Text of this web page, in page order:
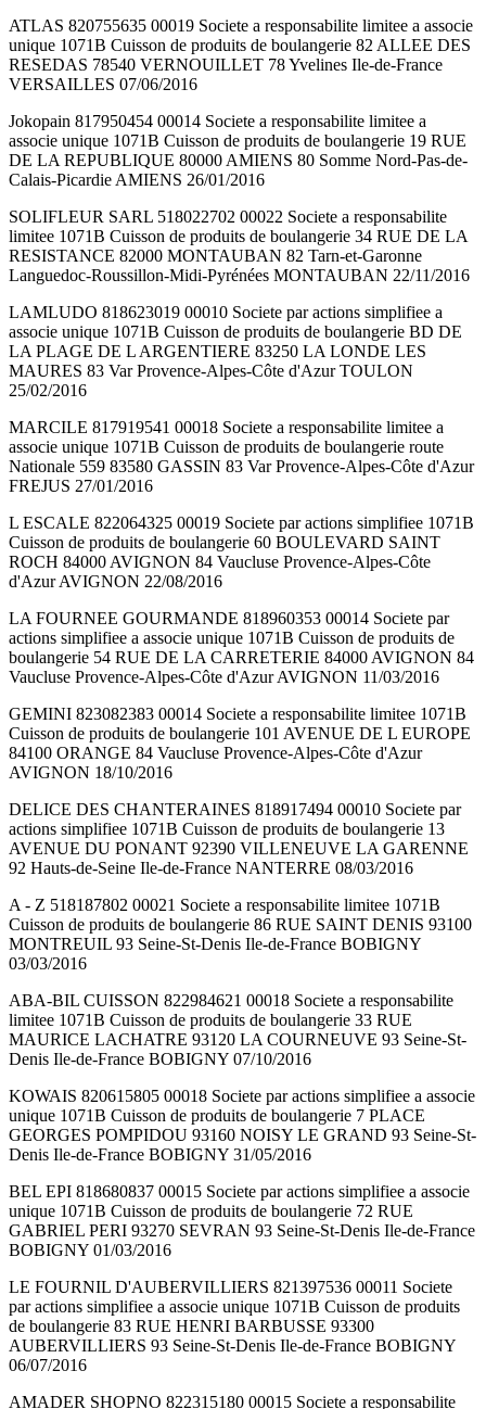
ATLAS 820755635 00019 Societe a responsabilite limitee a associe
unique 1071B Cuisson de produits de boulangerie 82 ALLEE DES
RESEDAS 78540 VERNOUILLET 78 Yvelines Ile-de-France
VERSAILLES 07/06/2016
Jokopain 817950454 00014 Societe a responsabilite limitee a
associe unique 1071B Cuisson de produits de boulangerie 19 RUE
DE LA REPUBLIQUE 80000 AMIENS 80 Somme Nord-Pas-de-
Calais-Picardie AMIENS 26/01/2016
SOLIFLEUR SARL 518022702 00022 Societe a responsabilite
limitee 1071B Cuisson de produits de boulangerie 34 RUE DE LA
RESISTANCE 82000 MONTAUBAN 82 Tarn-et-Garonne
Languedoc-Roussillon-Midi-Pyrénées MONTAUBAN 22/11/2016
LAMLUDO 818623019 00010 Societe par actions simplifiee a
associe unique 1071B Cuisson de produits de boulangerie BD DE
LA PLAGE DE L ARGENTIERE 83250 LA LONDE LES
MAURES 83 Var Provence-Alpes-Côte d'Azur TOULON
25/02/2016
MARCILE 817919541 00018 Societe a responsabilite limitee a
associe unique 1071B Cuisson de produits de boulangerie route
Nationale 559 83580 GASSIN 83 Var Provence-Alpes-Côte d'Azur
FREJUS 27/01/2016
L ESCALE 822064325 00019 Societe par actions simplifiee 1071B
Cuisson de produits de boulangerie 60 BOULEVARD SAINT
ROCH 84000 AVIGNON 84 Vaucluse Provence-Alpes-Côte
d'Azur AVIGNON 22/08/2016
LA FOURNEE GOURMANDE 818960353 00014 Societe par
actions simplifiee a associe unique 1071B Cuisson de produits de
boulangerie 54 RUE DE LA CARRETERIE 84000 AVIGNON 84
Vaucluse Provence-Alpes-Côte d'Azur AVIGNON 11/03/2016
GEMINI 823082383 00014 Societe a responsabilite limitee 1071B
Cuisson de produits de boulangerie 101 AVENUE DE L EUROPE
84100 ORANGE 84 Vaucluse Provence-Alpes-Côte d'Azur
AVIGNON 18/10/2016
DELICE DES CHANTERAINES 818917494 00010 Societe par
actions simplifiee 1071B Cuisson de produits de boulangerie 13
AVENUE DU PONANT 92390 VILLENEUVE LA GARENNE
92 Hauts-de-Seine Ile-de-France NANTERRE 08/03/2016
A - Z 518187802 00021 Societe a responsabilite limitee 1071B
Cuisson de produits de boulangerie 86 RUE SAINT DENIS 93100
MONTREUIL 93 Seine-St-Denis Ile-de-France BOBIGNY
03/03/2016
ABA-BIL CUISSON 822984621 00018 Societe a responsabilite
limitee 1071B Cuisson de produits de boulangerie 33 RUE
MAURICE LACHATRE 93120 LA COURNEUVE 93 Seine-St-
Denis Ile-de-France BOBIGNY 07/10/2016
KOWAIS 820615805 00018 Societe par actions simplifiee a associe
unique 1071B Cuisson de produits de boulangerie 7 PLACE
GEORGES POMPIDOU 93160 NOISY LE GRAND 93 Seine-St-
Denis Ile-de-France BOBIGNY 31/05/2016
BEL EPI 818680837 00015 Societe par actions simplifiee a associe
unique 1071B Cuisson de produits de boulangerie 72 RUE
GABRIEL PERI 93270 SEVRAN 93 Seine-St-Denis Ile-de-France
BOBIGNY 01/03/2016
LE FOURNIL D'AUBERVILLIERS 821397536 00011 Societe
par actions simplifiee a associe unique 1071B Cuisson de produits
de boulangerie 83 RUE HENRI BARBUSSE 93300
AUBERVILLIERS 93 Seine-St-Denis Ile-de-France BOBIGNY
06/07/2016
AMADER SHOPNO 822315180 00015 Societe a responsabilite